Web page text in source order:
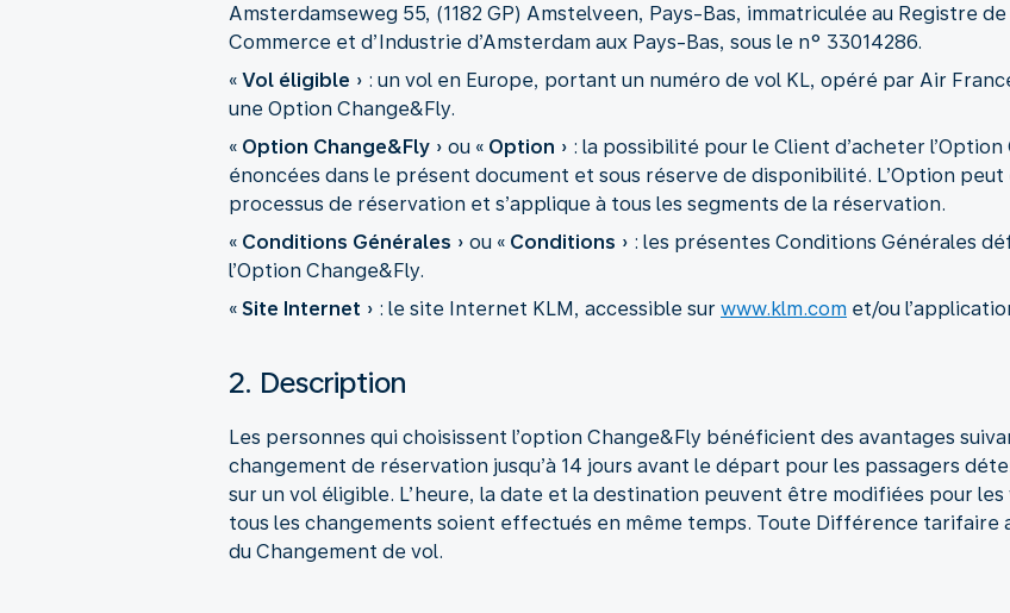
Amsterdamseweg 55, (1182 GP) Amstelveen, Pays-Bas, immatriculée au Registre
Commerce et d’Industrie d’Amsterdam aux Pays-Bas, sous le n° 33014286.
« Vol éligible » : un vol en Europe, portant un numéro de vol KL, opéré par Air
une Option Change&Fly.
« Option Change&Fly » ou « Option » : la possibilité pour le Client d’acheter
énoncées dans le présent document et sous réserve de disponibilité. L’Option
processus de réservation et s’applique à tous les segments de la réservation.
« Conditions Générales » ou « Conditions » : les présentes Conditions Générales
l’Option Change&Fly.
« Site Internet » : le site Internet KLM, accessible sur www.klm.com et/ou
2. Description
Les personnes qui choisissent l’option Change&Fly bénéficient des avantages
changement de réservation jusqu’à 14 jours avant le départ pour les passagers
sur un vol éligible. L’heure, la date et la destination peuvent être modifiées pour
tous les changements soient effectués en même temps. Toute Différence tarifaire
du Changement de vol.